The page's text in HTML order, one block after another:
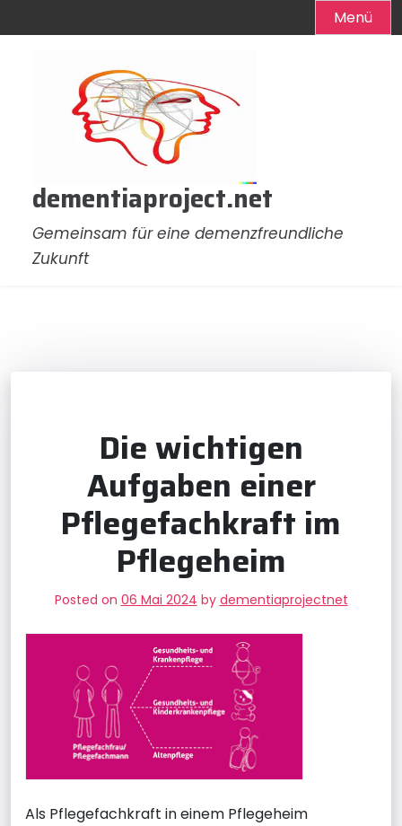
Menü
dementiaproject.net
Gemeinsam für eine demenzfreundliche
Zukunft
Die wichtigen
Aufgaben einer
Pflegefachkraft im
Pflegeheim
Posted on 06 Mai 2024 by dementiaprojectnet
Als Pflegefachkraft in einem Pflegeheim